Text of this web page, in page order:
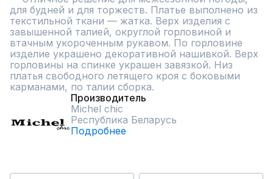
для будней и для торжеств. Платье выполнено из
текстильной ткани — жатка. Верх изделия с
завышенной талией, округлой горловиной и
втачным укороченным рукавом. По горловине
изделие украшено декоративной нашивкой. Верх
горловины на спинке украшен завязкой. Низ
платья свободного летящего кроя с боковыми
карманами, по талии сборка.
Производитель
Michel chic
Республика Беларусь
Подробнее